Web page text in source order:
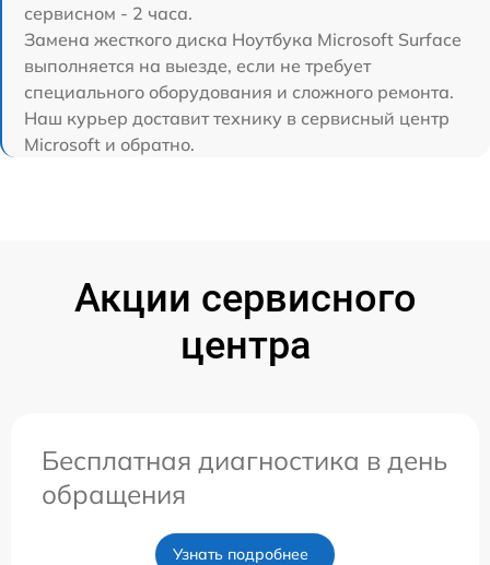
сервисном - 2 часа.
Замена жесткого диска Ноутбука Microsoft Surface
выполняется на выезде, если не требует
специального оборудования и сложного ремонта.
Наш курьер доставит технику в сервисный центр
Microsoft и обратно.
Акции сервисного
центра
Бесплатная диагностика в день
обращения
Узнать подробнее